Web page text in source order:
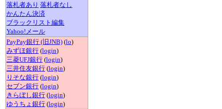
落札者あり 落札者なし
かんたん決済
ブラックリスト編集
Yahoo!メール
PayPay銀行 (旧JNB) (lo)
みずほ銀行 (login)
三菱UFJ銀行 (login)
三井住友銀行 (login)
りそな銀行 (login)
セブン銀行 (login)
きらぼし銀行 (login)
ゆうちょ銀行 (login)